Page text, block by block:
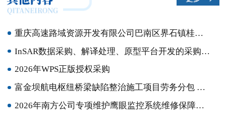
重庆高速路域资源开发有限公司巴南区界石镇桂花村地块公开招租流标公告
InSAR数据采购、解译处理、原型平台开发的采购竞争性比选结果公示
2026年WPS正版授权采购
富金坝航电枢纽桥梁缺陷整治施工项目劳务分包 竞争性比选结果公示
2026年南方公司专项维护鹰眼监控系统维修保障服务采购结果公示